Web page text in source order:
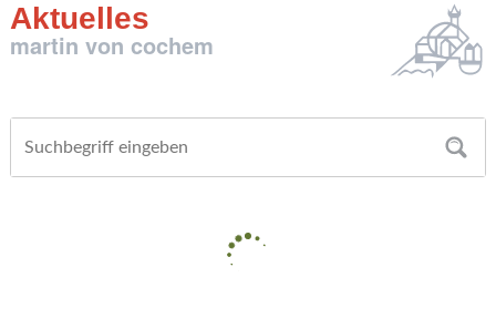
Aktuelles
martin von cochem